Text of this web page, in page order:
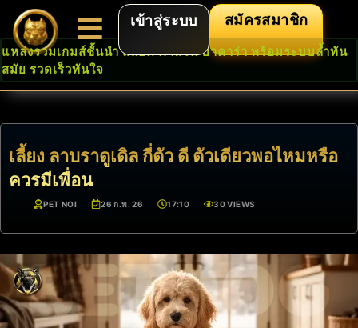
เข้าสู่ระบบ สมัครสมาชิก
แหล่งรวมเกมส์ชั้นนำ สล็อต คาสิโน บาคาร่า พร้อมระบบล้ำทัน
สมัย รวดเร็วทันใจ
เลี้ยง ลาบราดูเดิล กี่ตัว ดี ตัวเดียวพอไหมหรือ
ควรมีเพื่อน
PET NOI 26 ก.พ. 26 17:10 30 VIEWS